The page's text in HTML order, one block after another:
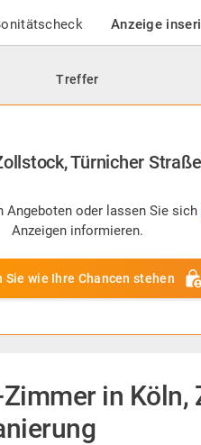
Anzeige
Treffer
Türnicher
Angeboten oder lassen Sie sich
Anzeigen informieren.
Sie wie Ihre Chancen stehen
Zimmer in